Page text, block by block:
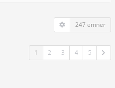
247 emner
1 2 3 4 5